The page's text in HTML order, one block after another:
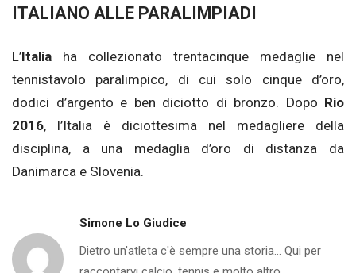
ITALIANO ALLE PARALIMPIADI
L’Italia ha collezionato trentacinque medaglie nel
tennistavolo paralimpico, di cui solo cinque d’oro,
dodici d’argento e ben diciotto di bronzo. Dopo Rio
2016, l’Italia è diciottesima nel medagliere della
disciplina, a una medaglia d’oro di distanza da
Danimarca e Slovenia.
Simone Lo Giudice
Dietro un'atleta c'è sempre una storia... Qui per